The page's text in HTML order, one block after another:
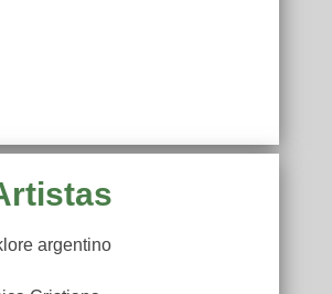
argentino